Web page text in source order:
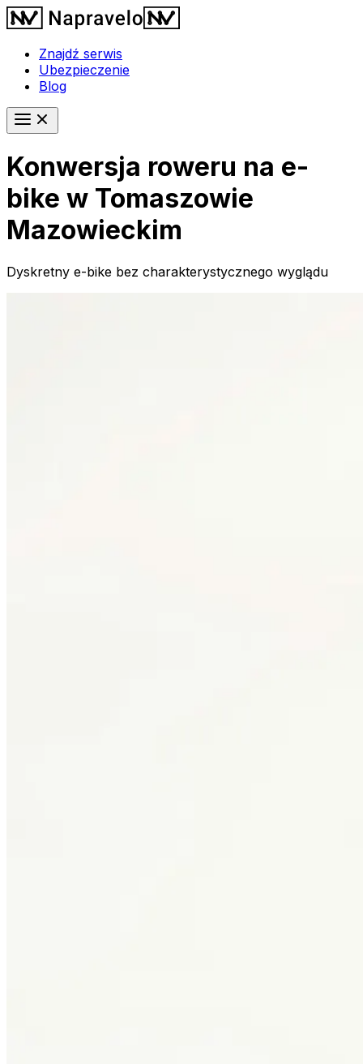
Znajdź serwis
Ubezpieczenie
Blog
Konwersja roweru na e-
bike w Tomaszowie
Mazowieckim
Dyskretny e-bike bez charakterystycznego wyglądu